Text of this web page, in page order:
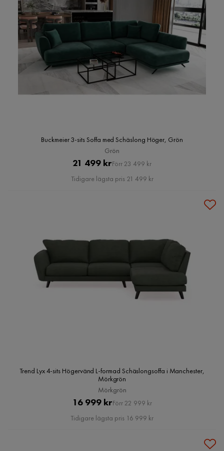
Buckmeier 3-sits Soffa med Schäslong Höger, Grön
Grön
Pris
21 499 krOriginal
Pris
Förr 23 499 kr
Tidigare lägsta pris 21 499 kr
Trend Lyx 4-sits Högervänd L-formad Schäslongsoffa i Manchester,
Mörkgrön
Mörkgrön
Pris
16 999 krOriginal
Pris
Förr 22 999 kr
Tidigare lägsta pris 16 999 kr